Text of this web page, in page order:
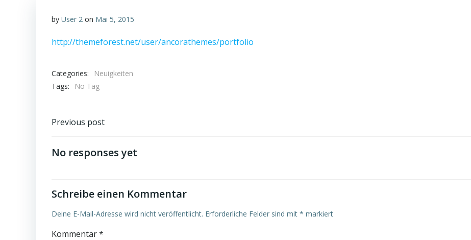
by User 2 on Mai 5, 2015
http://themeforest.net/user/ancorathemes/portfolio
Categories:
Neuigkeiten
Tags:
No Tag
Post
navigation
Previous post
No responses yet
Schreibe einen Kommentar
Deine E-Mail-Adresse wird nicht veröffentlicht. Erforderliche Felder sind mit * markiert
Kommentar*